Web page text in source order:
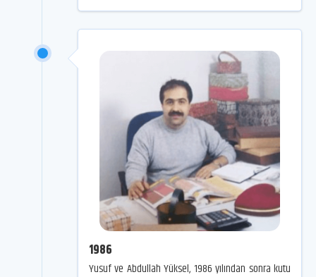
1986
Yusuf ve Abdullah Yüksel, 1986 yılından sonra kutu